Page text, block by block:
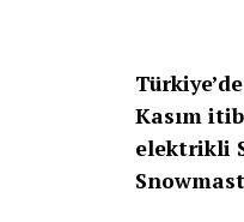
Ancak bu,
korumak
Volvo
Kasım
elektrikli